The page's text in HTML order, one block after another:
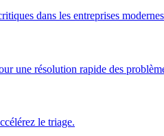
dans les entreprises
une résolution rapide des
le triage.